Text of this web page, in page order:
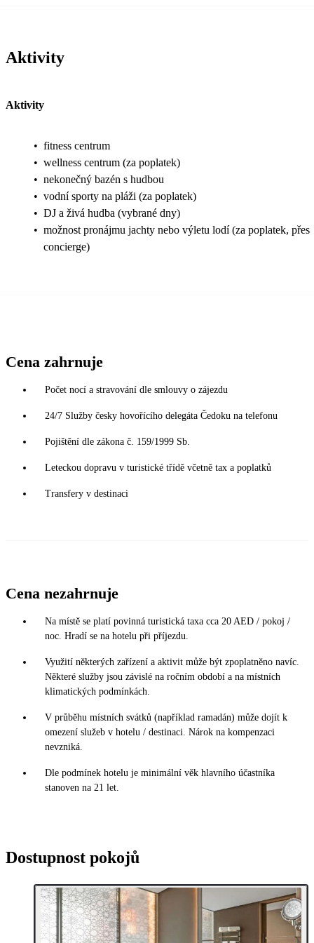
Aktivity
Aktivity
• fitness centrum
• wellness centrum (za poplatek)
• nekonečný bazén s hudbou
• vodní sporty na pláži (za poplatek)
• DJ a živá hudba (vybrané dny)
• možnost pronájmu jachty nebo výletu lodí (za poplatek, přes
concierge)
Cena zahrnuje
Počet nocí a stravování dle smlouvy o zájezdu
24/7 Služby česky hovořícího delegáta Čedoku na telefonu
Pojištění dle zákona č. 159/1999 Sb.
Leteckou dopravu v turistické třídě včetně tax a poplatků
Transfery v destinaci
Cena nezahrnuje
Na místě se platí povinná turistická taxa cca 20 AED / pokoj /
noc. Hradí se na hotelu při příjezdu.
Využití některých zařízení a aktivit může být zpoplatněno navíc.
Některé služby jsou závislé na ročním období a na místních
klimatických podmínkách.
V průběhu místních svátků (například ramadán) může dojít k
omezení služeb v hotelu / destinaci. Nárok na kompenzaci
nevzniká.
Dle podmínek hotelu je minimální věk hlavního účastníka
stanoven na 21 let.
Dostupnost pokojů